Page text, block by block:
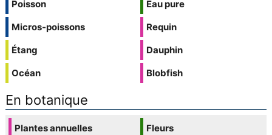
Poisson
Micros-poissons
Étang
Océan
Eau pure
Requin
Dauphin
Blobfish
En botanique
Plantes annuelles
Fleurs